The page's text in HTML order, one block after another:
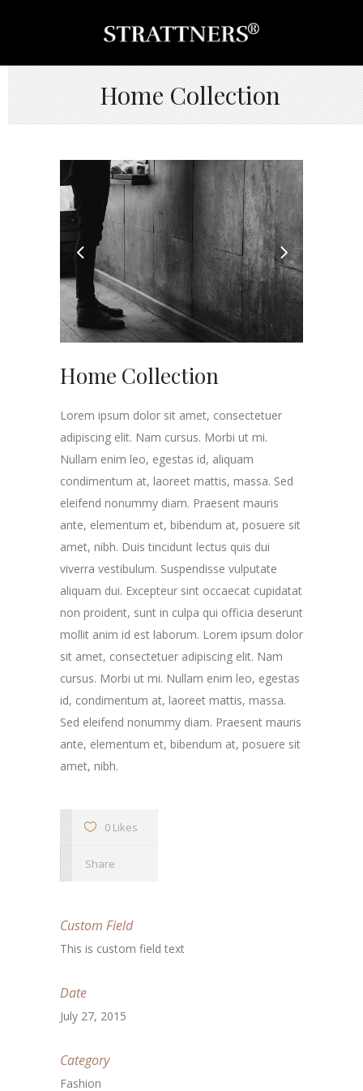
Home Collection
Home Collection
Lorem ipsum dolor sit amet, consectetuer
adipiscing elit. Nam cursus. Morbi ut mi.
Nullam enim leo, egestas id, aliquam
condimentum at, laoreet mattis, massa. Sed
eleifend nonummy diam. Praesent mauris
ante, elementum et, bibendum at, posuere sit
amet, nibh. Duis tincidunt lectus quis dui
viverra vestibulum. Suspendisse vulputate
aliquam dui. Excepteur sint occaecat cupidatat
non proident, sunt in culpa qui officia deserunt
mollit anim id est laborum. Lorem ipsum dolor
sit amet, consectetuer adipiscing elit. Nam
cursus. Morbi ut mi. Nullam enim leo, egestas
id, condimentum at, laoreet mattis, massa.
Sed eleifend nonummy diam. Praesent mauris
ante, elementum et, bibendum at, posuere sit
amet, nibh.
0 Likes
Share
Custom Field
This is custom field text
Date
July 27, 2015
Category
Fashion